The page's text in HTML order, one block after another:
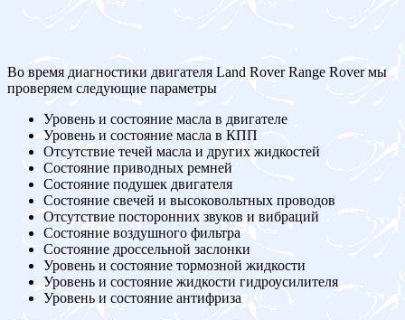
Во время диагностики двигателя Land Rover Range Rover мы
проверяем следующие параметры
Уровень и состояние масла в двигателе
Уровень и состояние масла в КПП
Отсутствие течей масла и других жидкостей
Состояние приводных ремней
Состояние подушек двигателя
Состояние свечей и высоковольтных проводов
Отсутствие посторонних звуков и вибраций
Состояние воздушного фильтра
Состояние дроссельной заслонки
Уровень и состояние тормозной жидкости
Уровень и состояние жидкости гидроусилителя
Уровень и состояние антифриза